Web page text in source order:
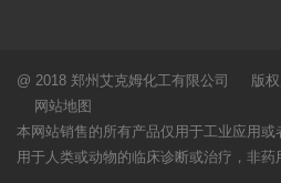
@ 2018 郑州艾克姆化工有限公司 版
网站地图
本网站销售的所有产品仅用于工业应用
用于人类或动物的临床诊断或治疗，非药